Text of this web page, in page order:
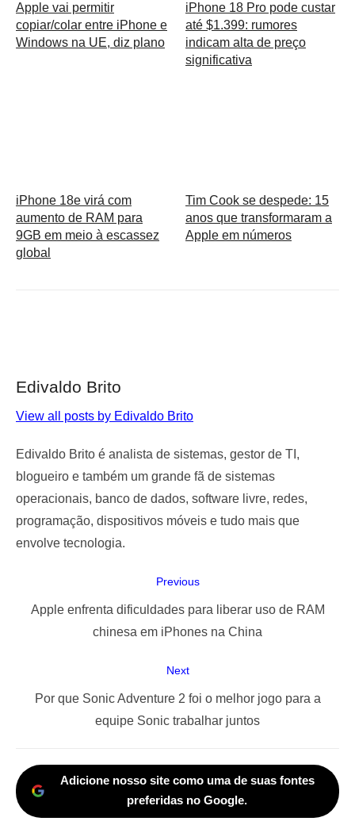
Apple vai permitir
copiar/colar entre iPhone e
Windows na UE, diz plano
iPhone 18 Pro pode custar
até $1.399: rumores
indicam alta de preço
significativa
iPhone 18e virá com
aumento de RAM para
9GB em meio à escassez
global
Tim Cook se despede: 15
anos que transformaram a
Apple em números
Edivaldo Brito
View all posts by Edivaldo Brito
Edivaldo Brito é analista de sistemas, gestor de TI,
blogueiro e também um grande fã de sistemas
operacionais, banco de dados, software livre, redes,
programação, dispositivos móveis e tudo mais que
envolve tecnologia.
de
Previous
Previous
Apple enfrenta dificuldades para liberar uso de RAM
chinesa em iPhones na China
Next
Next
Por que Sonic Adventure 2 foi o melhor jogo para a
equipe Sonic trabalhar juntos
Adicione nosso site como uma de suas fontes
preferidas no Google.